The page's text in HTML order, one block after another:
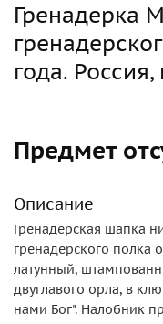
Гренадерка
года. Россия,
Предмет
Описание
Гренадерская шапка
гренадерского полка
латунный,
двуглавого орла, в
нами Бог". Налобник